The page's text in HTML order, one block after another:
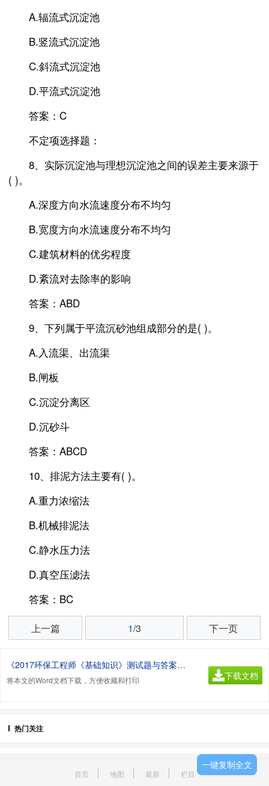
A.辐流式沉淀池
B.竖流式沉淀池
C.斜流式沉淀池
D.平流式沉淀池
答案：C
不定项选择题：
8、实际沉淀池与理想沉淀池之间的误差主要来源于
( )。
A.深度方向水流速度分布不均匀
B.宽度方向水流速度分布不均匀
C.建筑材料的优劣程度
D.紊流对去除率的影响
答案：ABD
9、下列属于平流沉砂池组成部分的是( )。
A.入流渠、出流渠
B.闸板
C.沉淀分离区
D.沉砂斗
答案：ABCD
10、排泥方法主要有( )。
A.重力浓缩法
B.机械排泥法
C.静水压力法
D.真空压滤法
答案：BC
上一篇 1/3 下一页
《2017环保工程师《基础知识》测试题与答案.doc》
将本文的Word文档下载，方便收藏和打印 下载文档
热门关注
首页 地图 最新
栏目
一键复制全文